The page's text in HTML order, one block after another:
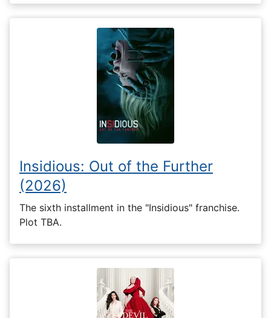
Insidious: Out of the Further
(2026)
The sixth installment in the "Insidious" franchise.
Plot TBA.